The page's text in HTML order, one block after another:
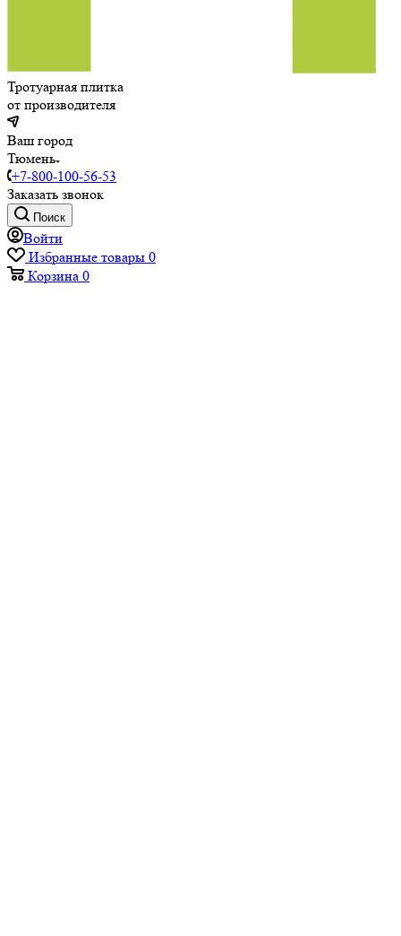
Тротуарная плитка
от производителя
Ваш город
Тюмень
+7-800-100-56-53
Заказать звонок
Поиск
Войти
Избранные товары 0
Корзина 0